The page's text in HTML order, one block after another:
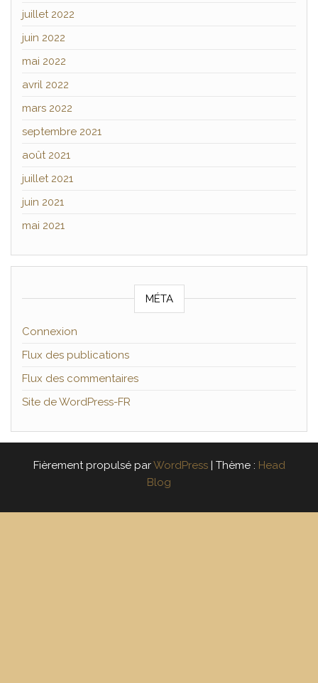
juillet 2022
juin 2022
mai 2022
avril 2022
mars 2022
septembre 2021
août 2021
juillet 2021
juin 2021
mai 2021
MÉTA
Connexion
Flux des publications
Flux des commentaires
Site de WordPress-FR
Fièrement propulsé parWordPress | Thème : Head
Blog